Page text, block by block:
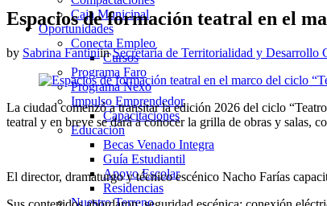
Caja Municipal
Oportunidades
Conecta Empleo
Cursos
Programa Faro
Programa Nexo
Impulso Emprendedor
Capacitaciones
Educación
Becas Venado Integra
Guía Estudiantil
Apoyo Escolar
Residencias
Nuestro Terreno
Espacios de formación teatral en el
by Sabrina FantiniinSecretaría de Territorialidad y Desarrollo
La ciudad comenzó a transitar la edición 2026 del ciclo
teatral y en breve se dará a conocer la grilla de obras y salas,
El director, dramaturgo y técnico escénico Nacho Farías